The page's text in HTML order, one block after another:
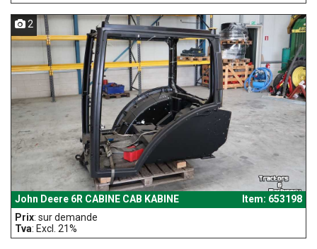
2
John Deere 6R CABINE CAB KABINE
Item: 653198
Prix: sur demande
Tva: Excl. 21%